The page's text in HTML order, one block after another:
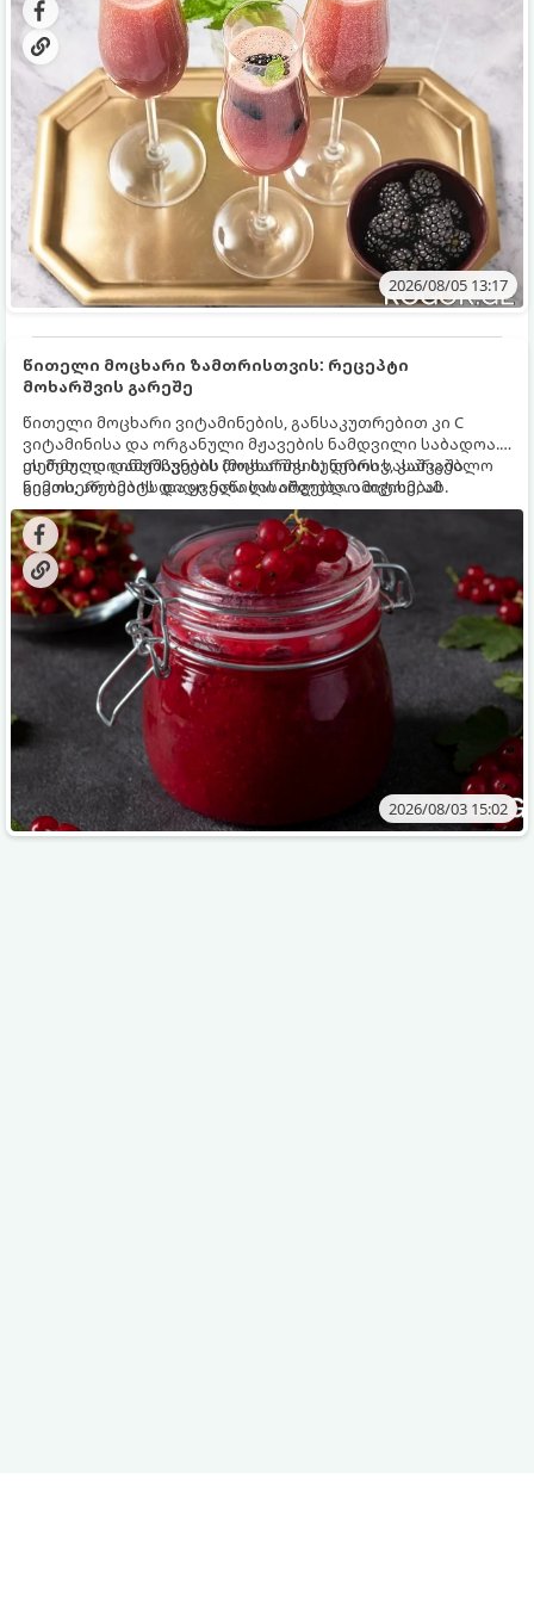
2026/08/05 13:17
წითელი მოცხარი ზამთრისთვის: რეცეპტი
მოხარშვის გარეშე
წითელი მოცხარი ვიტამინების, განსაკუთრებით კი C
ვიტამინისა და ორგანული მჟავების ნამდვილი საბადოა.
თერმული დამუშავების (მოხარშვის) დროს სასარგებლო
ნივთიერებების დიდი ნაწილი იშლება. ამიტომ, ამ
კენკრის ზამთრისთვის შესანახად საუკეთესო გზა
„ცოცხალი ჯემის“ მომზადებაა - მოხარშვის გარეშე.
ეს მეთოდი ინარჩუნებს მოცხარის ბუნებრივ, კაშკაშა
გემოს, არომატს და ყველა სასარგებლო თვისებას.
2026/08/03 15:02